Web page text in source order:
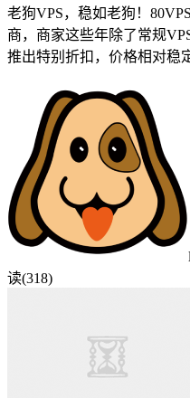
老狗VPS，稳如老狗！
商，商家这些年除了常规
推出特别折扣，价格相对稳
读(318)